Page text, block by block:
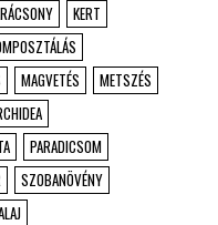
KERT
MAGVETÉS
METSZÉS
PARADICSOM
SZOBANÖVÉNY